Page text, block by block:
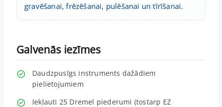
gravēšanai, frēzēšanai, pulēšanai un tīrīšanai.
Galvenās iezīmes
Daudzpusīgs instruments dažādiem
pielietojumiem
Iekļauti 25 Dremel piederumi (tostarp EZ